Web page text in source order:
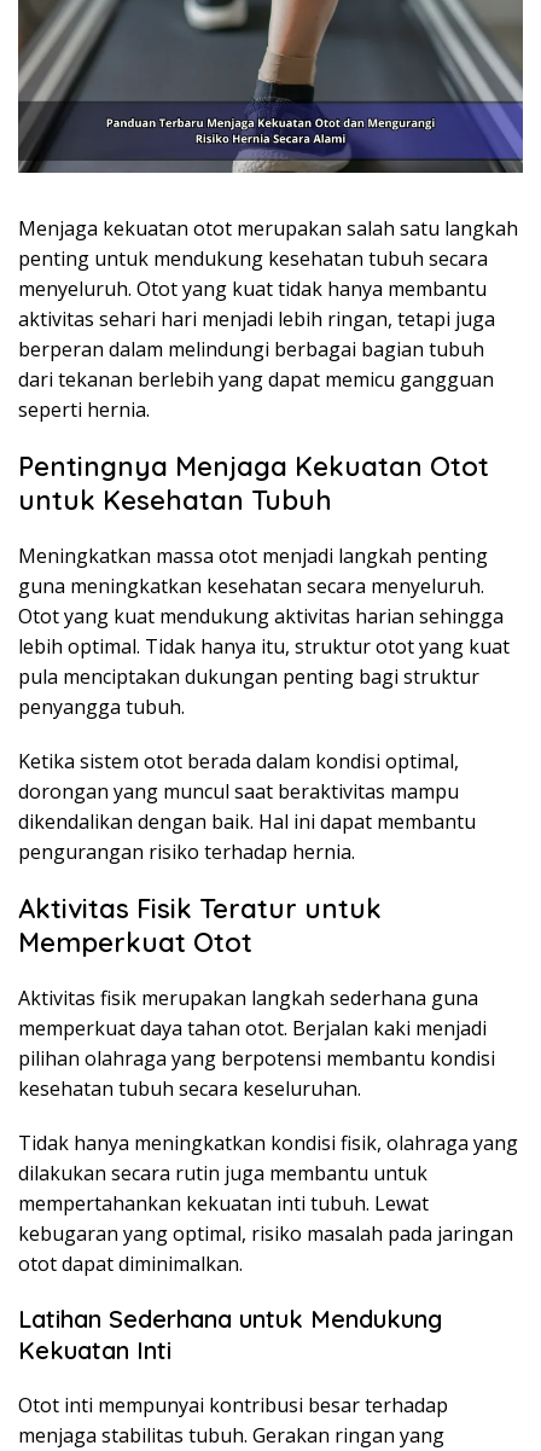
Menjaga kekuatan otot merupakan salah satu langkah
penting untuk mendukung kesehatan tubuh secara
menyeluruh. Otot yang kuat tidak hanya membantu
aktivitas sehari hari menjadi lebih ringan, tetapi juga
berperan dalam melindungi berbagai bagian tubuh
dari tekanan berlebih yang dapat memicu gangguan
seperti hernia.
Pentingnya Menjaga Kekuatan Otot
untuk Kesehatan Tubuh
Meningkatkan massa otot menjadi langkah penting
guna meningkatkan kesehatan secara menyeluruh.
Otot yang kuat mendukung aktivitas harian sehingga
lebih optimal. Tidak hanya itu, struktur otot yang kuat
pula menciptakan dukungan penting bagi struktur
penyangga tubuh.
Ketika sistem otot berada dalam kondisi optimal,
dorongan yang muncul saat beraktivitas mampu
dikendalikan dengan baik. Hal ini dapat membantu
pengurangan risiko terhadap hernia.
Aktivitas Fisik Teratur untuk
Memperkuat Otot
Aktivitas fisik merupakan langkah sederhana guna
memperkuat daya tahan otot. Berjalan kaki menjadi
pilihan olahraga yang berpotensi membantu kondisi
kesehatan tubuh secara keseluruhan.
Tidak hanya meningkatkan kondisi fisik, olahraga yang
dilakukan secara rutin juga membantu untuk
mempertahankan kekuatan inti tubuh. Lewat
kebugaran yang optimal, risiko masalah pada jaringan
otot dapat diminimalkan.
Latihan Sederhana untuk Mendukung
Kekuatan Inti
Otot inti mempunyai kontribusi besar terhadap
menjaga stabilitas tubuh. Gerakan ringan yang